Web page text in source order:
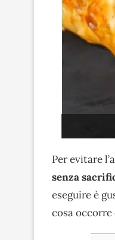
Per evitare
senza
eseguire è
cosa